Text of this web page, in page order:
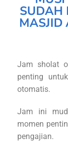
SUDAH
MASJID
Jam sholat
penting
otomatis.
Jam ini
momen
pengajian.